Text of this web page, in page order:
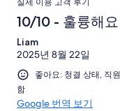
10/10 - 훌륭해요
Liam
2025년 8월 22일
좋아요: 청결 상태, 직
함
Google 번역 보기